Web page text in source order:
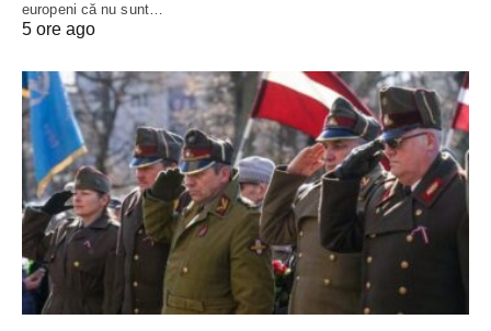
europeni că nu sunt…
5 ore ago